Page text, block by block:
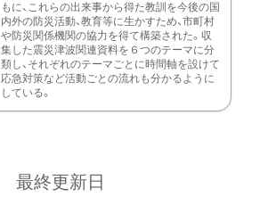
もに、これらの出来事から得た教訓を今後の国
内外の防災活動、教育等に生かすため、市町村
や防災関係機関の協力を得て構築された。収
集した震災津波関連資料を６つのテーマに分
類し、それぞれのテーマごとに時間軸を設けて
応急対策など活動ごとの流れも分かるように
している。
最終更新日